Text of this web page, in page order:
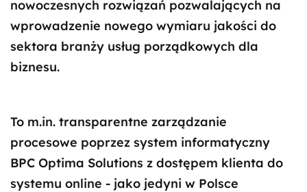
nowoczesnych rozwiązań pozwalających na
wprowadzenie nowego wymiaru jakości do
sektora branży usług porządkowych dla
biznesu.
To m.in. transparentne zarządzanie
procesowe poprzez system informatyczny
BPC Optima Solutions z dostępem klienta do
systemu online - jako jedyni w Polsce